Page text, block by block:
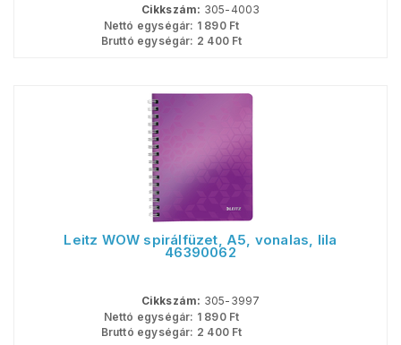
Cikkszám: 305-4003
Nettó egységár: 1 890Ft
Bruttó egységár: 2 400Ft
Leitz WOW spirálfüzet, A5, vonalas, lila
46390062
Cikkszám: 305-3997
Nettó egységár: 1 890Ft
Bruttó egységár: 2 400Ft